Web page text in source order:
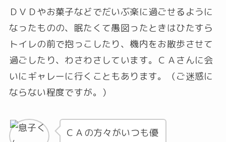
ＤＶＤやお菓子などでだいぶ楽に過ごせるように
なったものの、眠たくて愚図ったときはひたすら
トイレの前で抱っこしたり、機内をお散歩させて
過ごしたり、わさわさしています。ＣＡさんに会
いにギャレーに行くこともあります。（ご迷惑に
ならない程度ですが。）
ＣＡの方々がいつも優